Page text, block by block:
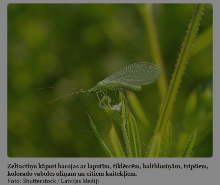
Zeltactiņu kāpuri barojas ar laputīm, tīklērcēm, baltblusiņām, tripšiem,
kolorado vaboles oliņām un citiem kaitēkļiem.
Foto: Shutterstock / Latvijas Mediji